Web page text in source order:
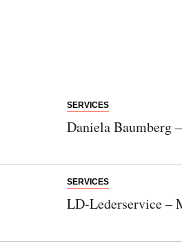
SERVICES
Daniela Baumberg
SERVICES
LD-Lederservice –